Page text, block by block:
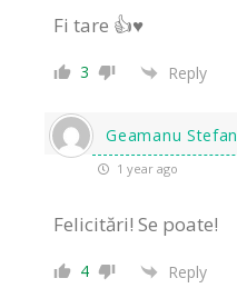
Fi tare 👍♥️
3 Reply
Geamanu Stefan
1 year ago
Felicitări! Se poate!
4 Reply